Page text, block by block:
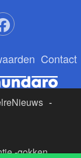
Contact
-
-gokken